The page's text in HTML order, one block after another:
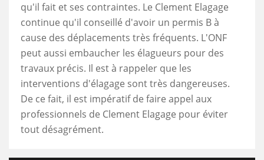
qu'il fait et ses contraintes. Le Clement Elagage
continue qu'il conseillé d'avoir un permis B à
cause des déplacements très fréquents. L'ONF
peut aussi embaucher les élagueurs pour des
travaux précis. Il est à rappeler que les
interventions d'élagage sont très dangereuses.
De ce fait, il est impératif de faire appel aux
professionnels de Clement Elagage pour éviter
tout désagrément.